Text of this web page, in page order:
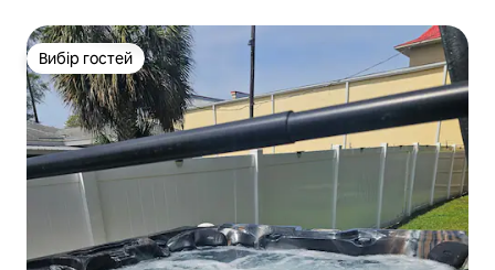
Вибір гостей
Вибір гостей